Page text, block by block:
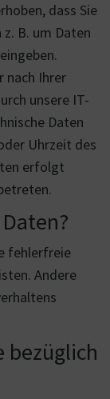
dass Sie
B. um Daten
nach Ihrer
unsere IT-
Daten
Uhrzeit des
erfolgt
fehlerfreie
Andere
bezüglich